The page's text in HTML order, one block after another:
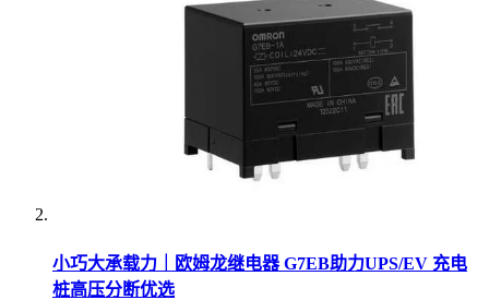
小巧大承载力｜欧姆龙继电器 G7EB助力UPS/EV 充电
桩高压分断优选